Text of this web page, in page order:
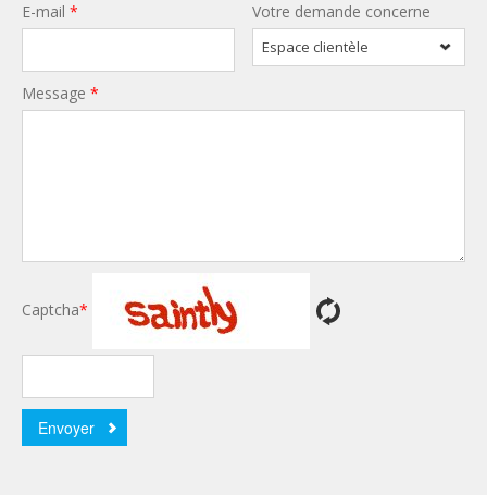
E-mail * Votre demande concerne
Espace clientèle
Message *
Captcha*